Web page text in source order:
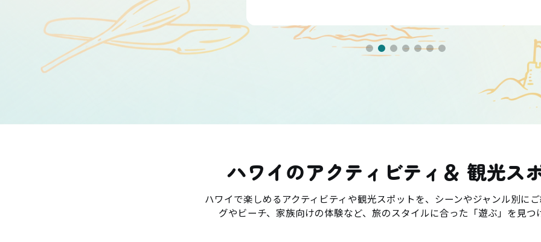
ハワイのアクティビティ＆ 観光ス
ハワイで楽しめるアクティビティや観光スポットを、シーンやジャンル別に
グやビーチ、家族向けの体験など、旅のスタイルに合った「遊ぶ」を見つ